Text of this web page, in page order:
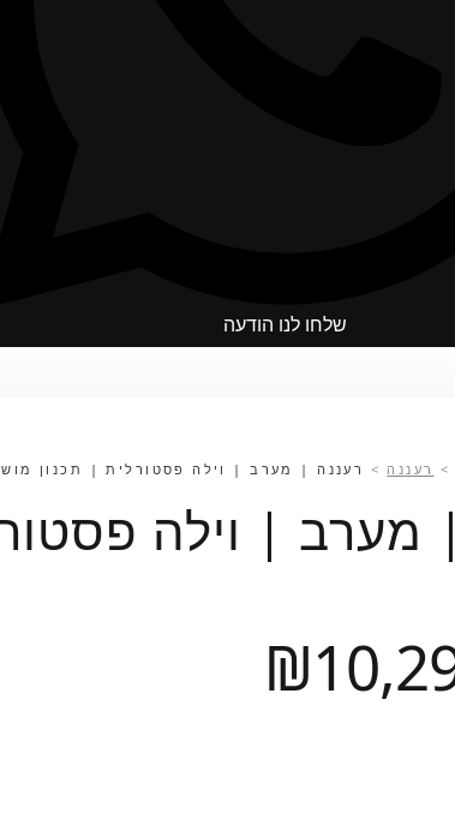
שלחו לנו הודעה
> רעננה > רעננה | מערב | וילה פסטורלית | תכנון
מערב | וילה